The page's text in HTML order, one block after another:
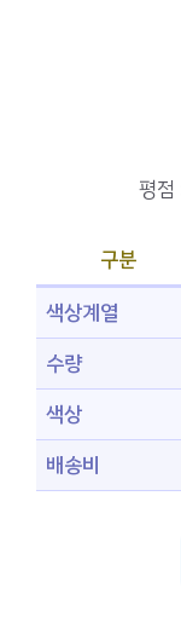
평
구분
색상계열
수량
색상
배송비